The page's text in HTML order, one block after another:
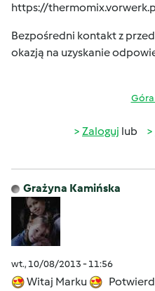
https://
Bezpośredni kontakt z
okazją na uzyskanie
Zaloguj lub
Grażyna Kamińska
wt., 10/08/2013 - 11:56
Witaj Marku